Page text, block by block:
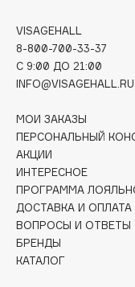
Clarins
Clarins Precious
Clinique
Clive Christian
Club De Nuit
Collagenina
Consly
Corimo
CosRX
Cottolina
Crescina
VISAGEHALL
8-800-700-33-37
C 9:00 ДО 21:00
INFO@VISAGEHALL.RU
МОИ ЗАКАЗЫ
ПЕРСОНАЛЬНЫЙ
АКЦИИ
ИНТЕРЕСНОЕ
ПРОГРАММА
ДОСТАВКА И ОПЛАТА
ВОПРОСЫ И ОТВЕТЫ
БРЕНДЫ
КАТАЛОГ